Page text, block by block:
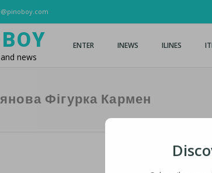
news
ENTER INEWS ILINES
Фігурка Кармен